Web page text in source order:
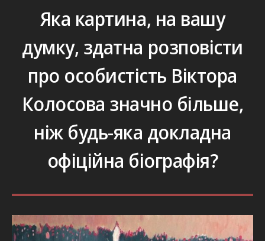
Яка картина, на вашу
думку, здатна розповісти
про особистість Віктора
Колосова значно більше,
ніж будь-яка докладна
офіційна біографія?